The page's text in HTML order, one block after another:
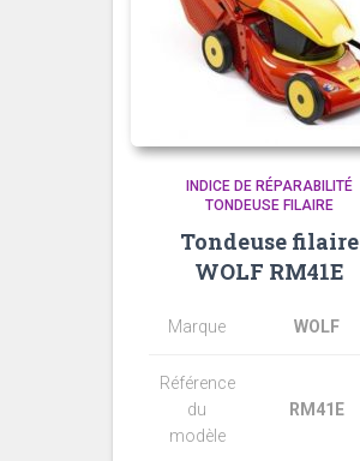
INDICE DE RÉPARABILITÉ
TONDEUSE FILAIRE
Tondeuse filaire
WOLF RM41E
Marque WOLF
Référence
du
modèle
RM41E